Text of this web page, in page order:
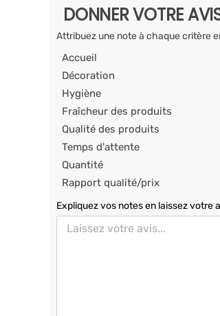
DONNER VOTRE
Attribuez une note à chaque critère
Accueil
Décoration
Hygiène
Fraîcheur des produits
Qualité des produits
Temps d'attente
Quantité
Rapport qualité/prix
Expliquez vos notes en laissez votre